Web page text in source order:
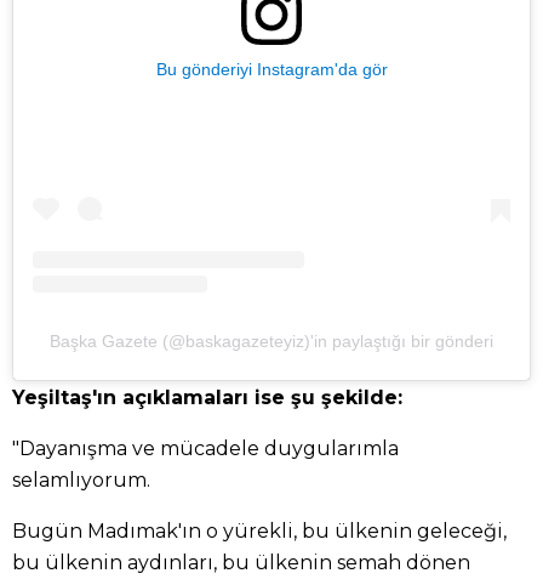
Bu gönderiyi Instagram'da gör
Başka Gazete (@baskagazeteyiz)'in paylaştığı bir gönderi
Yeşiltaş'ın açıklamaları ise şu şekilde:
"Dayanışma ve mücadele duygularımla
selamlıyorum.
Bugün Madımak'ın o yürekli, bu ülkenin geleceği,
bu ülkenin aydınları, bu ülkenin semah dönen